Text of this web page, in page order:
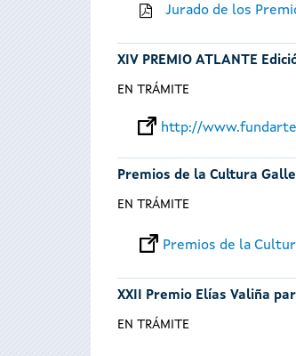
Jurado de los
XIV PREMIO ATLANTE
EN TRÁMITE
http://
Premios de la Cultura
EN TRÁMITE
Premios de la
XXII Premio Elías Valiña
EN TRÁMITE